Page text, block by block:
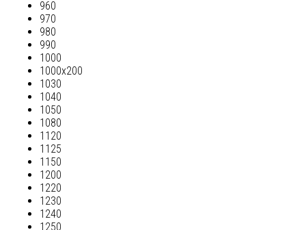
960
970
980
990
1000
1000х200
1030
1040
1050
1080
1120
1125
1150
1200
1220
1230
1240
1250